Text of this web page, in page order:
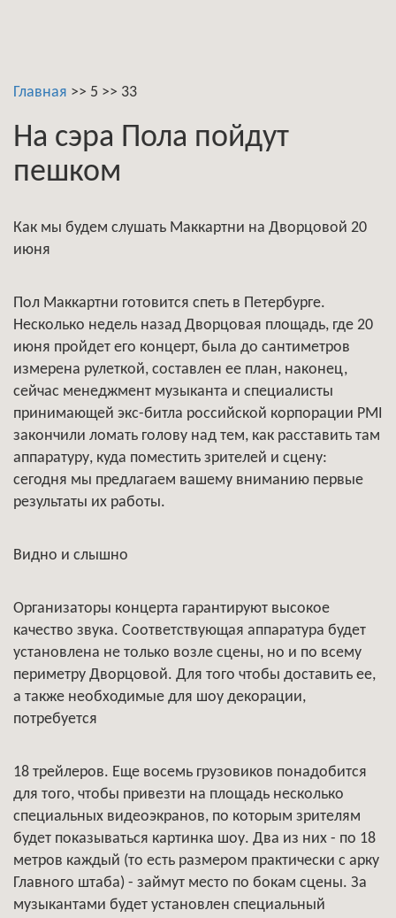
Главная >> 5 >> 33
На сэра Пола пойдут
пешком
Как мы будем слушать Маккартни на Дворцовой 20
июня
Пол Маккартни готовится спеть в Петербурге.
Несколько недель назад Дворцовая площадь, где 20
июня пройдет его концерт, была до сантиметров
измерена рулеткой, составлен ее план, наконец,
сейчас менеджмент музыканта и специалисты
принимающей экс-битла российской корпорации PMI
закончили ломать голову над тем, как расставить там
аппаратуру, куда поместить зрителей и сцену:
сегодня мы предлагаем вашему вниманию первые
результаты их работы.
Видно и слышно
Организаторы концерта гарантируют высокое
качество звука. Соответствующая аппаратура будет
установлена не только возле сцены, но и по всему
периметру Дворцовой. Для того чтобы доставить ее,
а также необходимые для шоу декорации,
потребуется
18 трейлеров. Еще восемь грузовиков понадобится
для того, чтобы привезти на площадь несколько
специальных видеоэкранов, по которым зрителям
будет показываться картинка шоу. Два из них - по 18
метров каждый (то есть размером практически с арку
Главного штаба) - займут место по бокам сцены. За
музыкантами будет установлен специальный